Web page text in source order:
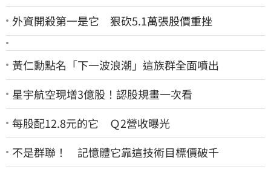
外資開殺第一是它 狠砍5.1萬張股價重挫
黃仁勳點名「下一波浪潮」這族群全面噴出
星宇航空現增3億股！認股規畫一次看
每股配12.8元的它 Ｑ2營收曝光
不是群聯！ 記憶體它靠這技術目標價破千